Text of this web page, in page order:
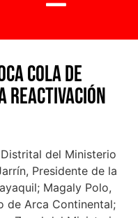
Cola de
reactivación